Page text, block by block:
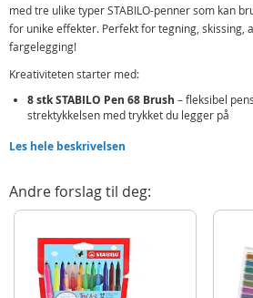
med tre ulike typer STABILO-penner som kan
for unike effekter. Perfekt for tegning, skissing,
fargelegging!
Kreativiteten starter med:
8 stk STABILO Pen 68 Brush – fleksibel
strektykkelsen med trykket du legger på
12 stk STABILO Point 88 Fineliner
til konturer, detaljer og skisser
blandes med tusjer eller brukes med vann
akvarelleffekter
Dette settet er ideelt for både hobbykunstnere
eksperimentere med farger, teksturer og
Inneholder:
Les hele beskrivelsen
Andre forslag til deg: